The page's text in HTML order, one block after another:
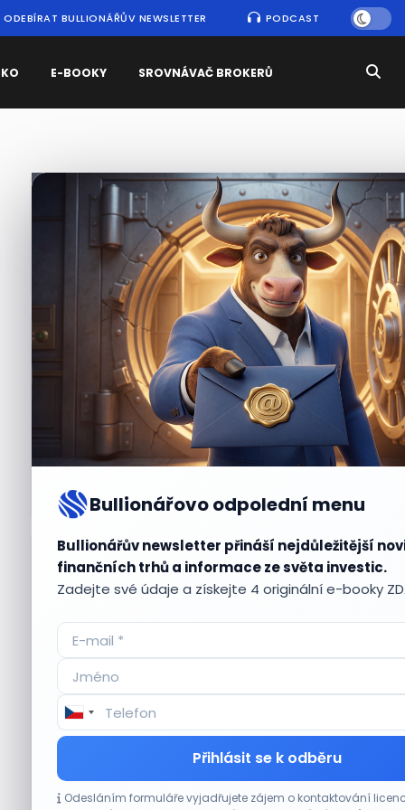
ODEBÍRAT BULLIONÁŘŮV NEWSLETTER PODCAST
E-BOOKY SROVNÁVAČ BROKERŮ
Bullionářovo odpolední menu
Bullionářův newsletter přináší nejdůležitější
finančních trhů a informace ze světa investic.
Zadejte své údaje a získejte 4 originální e-booky
Přihlásit se k odběru
Odesláním formuláře vyjadřujete zájem o kontaktování
Nejčtenějšízprávy
Aktuálnípříležitosti
Tesla míří na obrovský trh samořiditelných